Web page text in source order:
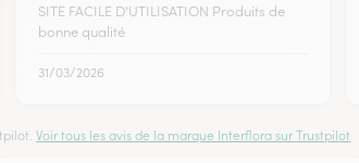
SITE FACILE D'UTILISATION Produits de
bonne qualité
31/03/2026
Voir tous les avis de la marque Interflora sur Trustpilot